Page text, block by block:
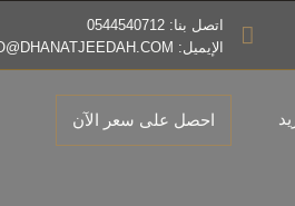
اتصل بنا: 0544540712
الإيميل: INFO@DHANATJEEDAH.COM
احصل على سعر الآن